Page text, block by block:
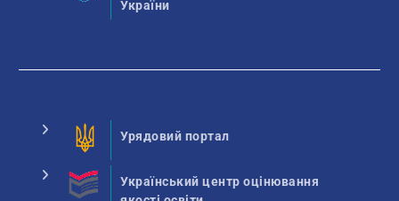
України
Урядовий портал
Український центр оцінювання